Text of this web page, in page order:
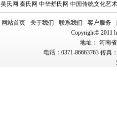
吴氏网 秦氏网 中华舒氏网 中国传统文化艺
网站首页 关于我们 联系我们 客户服务
Copyright© 2011
地址： 河南
电话：0371-86663763 传真